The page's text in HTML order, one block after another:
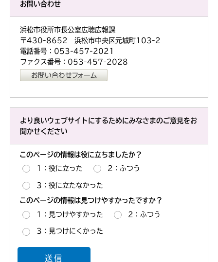
お問い合わせ
浜松市役所市長公室広聴広報課
〒430-8652 浜松市中央区元城町103-2
電話番号：053-457-2021
ファクス番号：053-457-2028
より良いウェブサイトにするためにみなさまのご意見をお
聞かせください
このページの情報は役に立ちましたか？
1：役に立った 2：ふつう
3：役に立たなかった
このページの情報は見つけやすかったですか？
1：見つけやすかった 2：ふつう
3：見つけにくかった